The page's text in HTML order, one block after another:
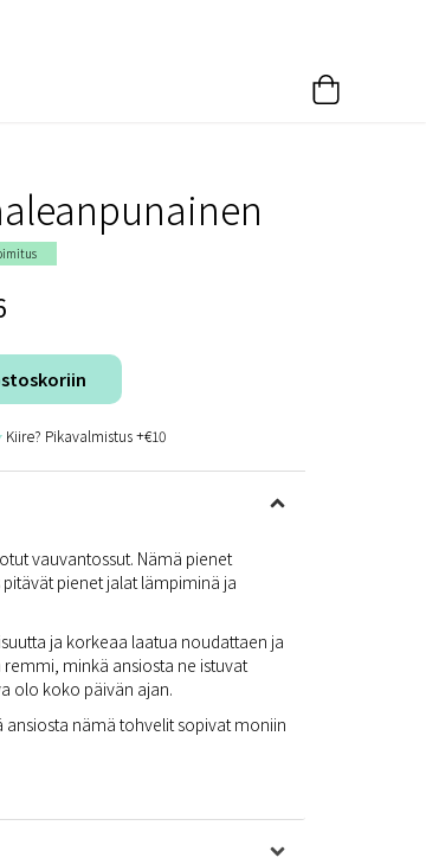
Kiire? Pikavalmistus +€10
vauvantossut. Nämä pienet
pienet jalat lämpiminä ja
ja korkeaa laatua noudattaen ja
minkä ansiosta ne istuvat
olo koko päivän ajan.
nämä tohvelit sopivat moniin